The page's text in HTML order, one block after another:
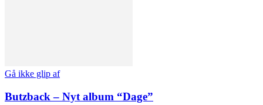
Gå ikke glip af
Butzback – Nyt album “Dage”